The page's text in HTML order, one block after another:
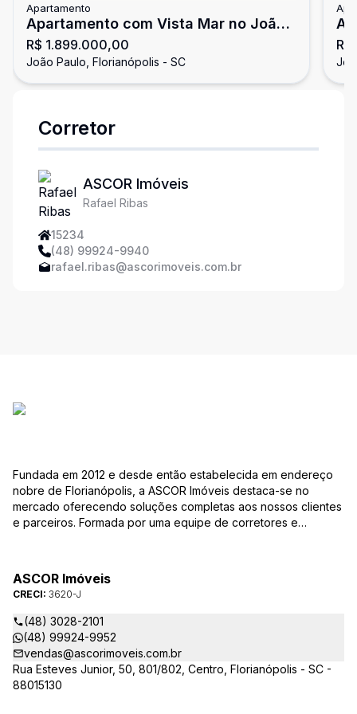
Apartamento
Apartamento com Vista Mar no João
Paulo 2 Quartos Closet Home Office e
2 Vagas
R$ 1.899.000,00
João Paulo, Florianópolis - SC
R$
Corretor
ASCOR Imóveis
Rafael Ribas
15234
(48) 99924-9940
rafael.ribas@ascorimoveis.com.br
Fundada em 2012 e desde então estabelecida em endereço
nobre de Florianópolis, a ASCOR Imóveis destaca-se no
mercado oferecendo soluções completas aos nossos clientes
e parceiros. Formada por uma equipe de corretores e
está baseado numa relação de confiança mútua, inteligência
de negócios e busca das melhores oportunidades para quem
quer comprar, vender ou alugar um imóvel nessa fascinante
cidade. Durante este tempo de trabalho, aprimoramos a
qualidade dos nossos serviços, buscando sempre
proporcionar a melhor experiência e segurança para clientes
compradores, vendedores, inquilinos e proprietários.
Sabendo que os pequenos detalhes fazem a diferença, nossa
ASCOR Imóveis
CRECI: 3620-J
(48) 3028-2101
(48) 99924-9952
vendas@ascorimoveis.com.br
Rua Esteves Junior, 50, 801/802, Centro, Florianópolis - SC -
88015130